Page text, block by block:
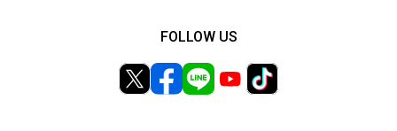
FOLLOW US